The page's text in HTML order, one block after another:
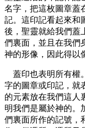
名字，把這枚圖章蓋
記。這印記看起來和
後，聖靈就給我們蓋
們裏面，並且在我們
神的形像，因此得以
蓋印也表明所有權
字的圖章或印記，就
的元素放在我們這人
明我們是屬於神的。
們裏面所作的記號，